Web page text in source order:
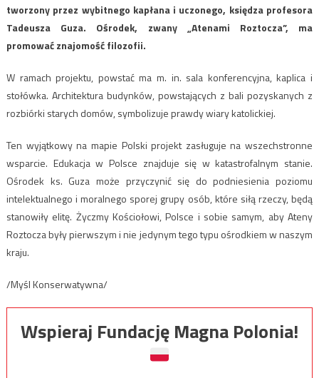
tworzony przez wybitnego kapłana i uczonego, księdza profesora
Tadeusza Guza. Ośrodek, zwany „Atenami Roztocza”, ma
promować znajomość filozofii.
W ramach projektu, powstać ma m. in. sala konferencyjna, kaplica i
stołówka. Architektura budynków, powstających z bali pozyskanych z
rozbiórki starych domów, symbolizuje prawdy wiary katolickiej.
Ten wyjątkowy na mapie Polski projekt zasługuje na wszechstronne
wsparcie. Edukacja w Polsce znajduje się w katastrofalnym stanie.
Ośrodek ks. Guza może przyczynić się do podniesienia poziomu
intelektualnego i moralnego sporej grupy osób, które siłą rzeczy, będą
stanowiły elitę. Życzmy Kościołowi, Polsce i sobie samym, aby Ateny
Roztocza były pierwszym i nie jedynym tego typu ośrodkiem w naszym
kraju.
/Myśl Konserwatywna/
Wspieraj Fundację Magna Polonia!